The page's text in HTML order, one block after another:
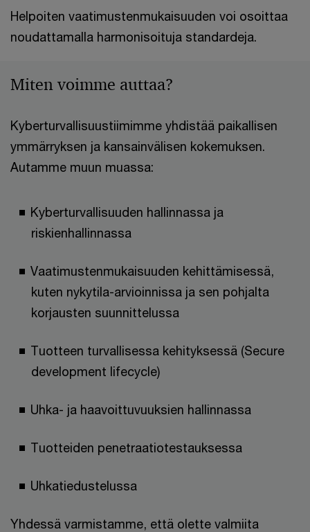
Helpoiten vaatimustenmukaisuuden voi osoittaa
noudattamalla harmonisoituja standardeja.
Miten voimme auttaa?
Kyberturvallisuustiimimme yhdistää paikallisen
ymmärryksen ja kansainvälisen kokemuksen.
Autamme muun muassa:
Kyberturvallisuuden hallinnassa ja
riskienhallinnassa
Vaatimustenmukaisuuden kehittämisessä,
kuten nykytila-arvioinnissa ja sen pohjalta
korjausten suunnittelussa
Tuotteen turvallisessa kehityksessä (Secure
development lifecycle)
Uhka- ja haavoittuvuuksien hallinnassa
Tuotteiden penetraatiotestauksessa
Uhkatiedustelussa
Yhdessä varmistamme, että olette valmiita